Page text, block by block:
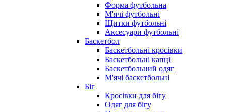
Форма футбольна
М'ячі футбольні
Щитки футбольні
Аксесуари футбольні
Баскетбол
Баскетбольні кросівки
Баскетбольні капці
Баскетбольний одяг
М'ячі баскетбольні
Біг
Кросівки для бігу
Одяг для бігу